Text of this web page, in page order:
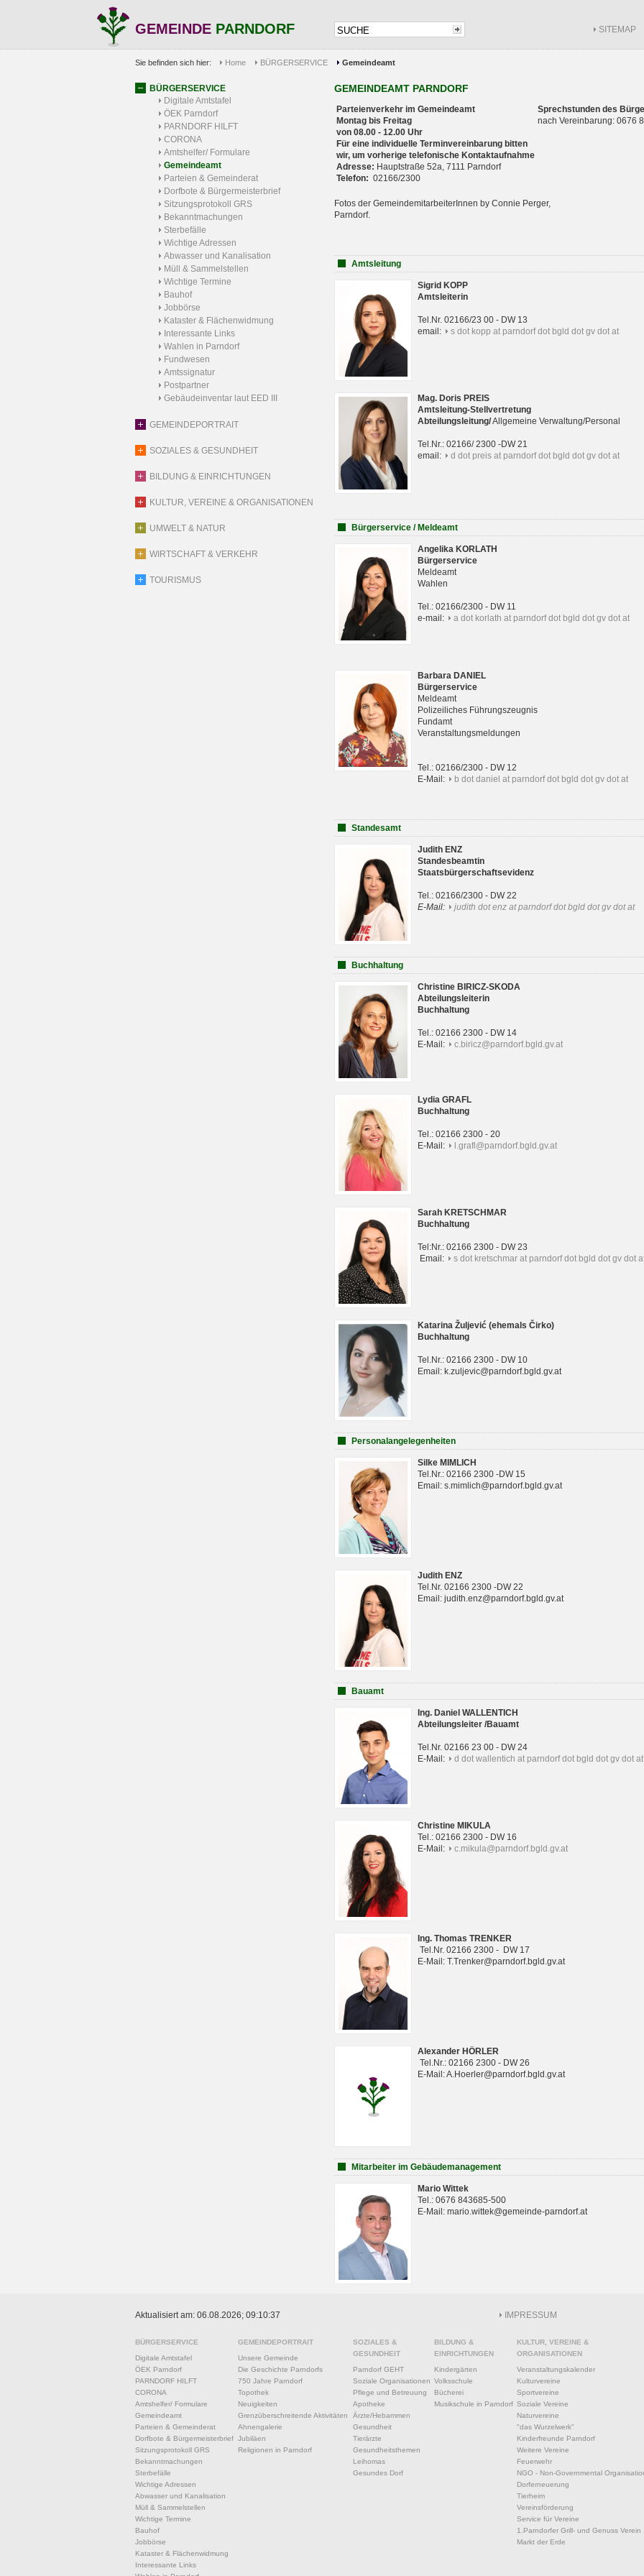
GEMEINDE PARNDORF SITEMAP
Sie befinden sich hier: Home BÜRGERSERVICE Gemeindeamt
BÜRGERSERVICE
Digitale Amtstafel
ÖEK Parndorf
PARNDORF HILFT
CORONA
Amtshelfer/ Formulare
Gemeindeamt
Parteien & Gemeinderat
Dorfbote & Bürgermeisterbrief
Sitzungsprotokoll GRS
Bekanntmachungen
Sterbefälle
Wichtige Adressen
Abwasser und Kanalisation
Müll & Sammelstellen
Wichtige Termine
Bauhof
Jobbörse
Kataster & Flächenwidmung
Interessante Links
Wahlen in Parndorf
Fundwesen
Amtssignatur
Postpartner
Gebäudeinventar laut EED III
GEMEINDEPORTRAIT
SOZIALES & GESUNDHEIT
BILDUNG & EINRICHTUNGEN
KULTUR, VEREINE & ORGANISATIONEN
UMWELT & NATUR
WIRTSCHAFT & VERKEHR
TOURISMUS
GEMEINDEAMT PARNDORF
Parteienverkehr im Gemeindeamt
Montag bis Freitag
von 08.00 - 12.00 Uhr
Für eine individuelle Terminvereinbarung bitten
wir, um vorherige telefonische Kontaktaufnahme
Adresse: Hauptstraße 52a, 7111 Parndorf
Telefon: 02166/2300
Sprechstunden des
nach Vereinbarung: 0676
Fotos der GemeindemitarbeiterInnen by Connie Perger,
Parndorf.
Amtsleitung
Sigrid KOPP
Amtsleiterin
Tel.Nr. 02166/23 00 - DW 13
email:
s dot kopp at parndorf dot bgld dot gv dot at
Mag. Doris PREIS
Amtsleitung-Stellvertretung
Abteilungsleitung/Allgemeine Verwaltung/Personal
Tel.Nr.: 02166/ 2300 -DW 21
email:
d dot preis at parndorf dot bgld dot gv dot at
Bürgerservice / Meldeamt
Angelika KORLATH
Bürgerservice
Meldeamt
Wahlen
Tel.: 02166/2300 - DW 11
e-mail:
a dot korlath at parndorf dot bgld dot gv dot at
Barbara DANIEL
Bürgerservice
Meldeamt
Polizeiliches Führungszeugnis
Fundamt
Veranstaltungsmeldungen
Tel.: 02166/2300 - DW 12
E-Mail:
b dot daniel at parndorf dot bgld dot gv dot at
Standesamt
Judith ENZ
Standesbeamtin
Staatsbürgerschaftsevidenz
Tel.: 02166/2300 - DW 22
E-Mail:
judith dot enz at parndorf dot bgld dot gv dot at
Buchhaltung
Christine BIRICZ-SKODA
Abteilungsleiterin
Buchhaltung
Tel.: 02166 2300 - DW 14
E-Mail:
c.biricz@parndorf.bgld.gv.at
Lydia GRAFL
Buchhaltung
Tel.: 02166 2300 - 20
E-Mail:
l.grafl@parndorf.bgld.gv.at
Sarah KRETSCHMAR
Buchhaltung
Tel:Nr.: 02166 2300 - DW 23
Email:
s dot kretschmar at parndorf dot bgld dot gv dot
Katarina Žuljević (ehemals Čirko)
Buchhaltung
Tel.Nr.: 02166 2300 - DW 10
Email: k.zuljevic@parndorf.bgld.gv.at
Personalangelegenheiten
Silke MIMLICH
Tel.Nr.: 02166 2300 -DW 15
Email: s.mimlich@parndorf.bgld.gv.at
Judith ENZ
Tel.Nr. 02166 2300 -DW 22
Email: judith.enz@parndorf.bgld.gv.at
Bauamt
Ing. Daniel WALLENTICH
Abteilungsleiter /Bauamt
Tel.Nr. 02166 23 00 - DW 24
E-Mail:
d dot wallentich at parndorf dot bgld dot gv dot at
Christine MIKULA
Tel.: 02166 2300 - DW 16
E-Mail:
c.mikula@parndorf.bgld.gv.at
Ing. Thomas TRENKER
Tel.Nr. 02166 2300 - DW 17
E-Mail: T.Trenker@parndorf.bgld.gv.at
Alexander HÖRLER
Tel.Nr.: 02166 2300 - DW 26
E-Mail: A.Hoerler@parndorf.bgld.gv.at
Mitarbeiter im Gebäudemanagement
Mario Wittek
Tel.: 0676 843685-500
E-Mail: mario.wittek@gemeinde-parndorf.at
Aktualisiert am: 06.08.2026; 09:10:37 IMPRESSUM
BÜRGERSERVICE
Digitale Amtstafel
ÖEK Parndorf
PARNDORF HILFT
CORONA
Amtshelfer/ Formulare
Gemeindeamt
Parteien & Gemeinderat
Dorfbote & Bürgermeisterbrief
Sitzungsprotokoll GRS
Bekanntmachungen
Sterbefälle
Wichtige Adressen
Abwasser und Kanalisation
Müll & Sammelstellen
Wichtige Termine
Bauhof
Jobbörse
Kataster & Flächenwidmung
Interessante Links
GEMEINDEPORTRAIT
Unsere Gemeinde
Die Geschichte Parndorfs
750 Jahre Parndorf
Topothek
Neuigkeiten
Grenzüberschreitende Aktivitäten
Ahnengalerie
Jubiläen
Religionen in Parndorf
SOZIALES &
GESUNDHEIT
Parndorf GEHT
Soziale Organisationen
Pflege und Betreuung
Apotheke
Ärzte/Hebammen
Gesundheit
Tierärzte
Gesundheitsthemen
Leihomas
Gesundes Dorf
BILDUNG &
EINRICHTUNGEN
Kindergärten
Volksschule
Bücherei
Musikschule in Parndorf
KULTUR, VEREINE &
ORGANISATIONEN
Veranstaltungskalender
Kulturvereine
Sportvereine
Soziale Vereine
Naturvereine
"das Wurzelwerk"
Kinderfreunde Parndorf
Weitere Vereine
Feuerwehr
NGO - Non-Governmental
Dorferneuerung
Tierheim
Vereinsförderung
Service für Vereine
1.Parndorfer Grill- und Genuss Verein
Markt der Erde